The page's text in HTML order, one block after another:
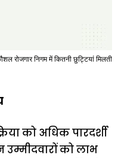
रोजगार निगम में कितनी छुट्टियां मिलती
को अधिक पारदर्शी
को लाभ